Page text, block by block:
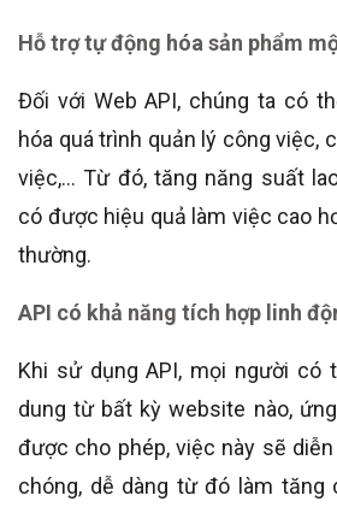
Hỗ trợ tự động hóa sản phẩm
Đối với Web API, chúng ta có
hóa quá trình quản lý công việc,
việc,… Từ đó, tăng năng suất
có được hiệu quả làm việc cao
thường.
API có khả năng tích hợp linh
Khi sử dụng API, mọi người có
dung từ bất kỳ website nào,
được cho phép, việc này sẽ
chóng, dễ dàng từ đó làm tăng